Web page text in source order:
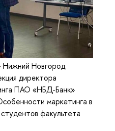
Новгород
директора
ПАО «НБД-Банк»
маркетинга в
факультета